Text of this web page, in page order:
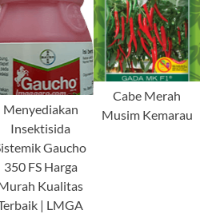
Menyediakan
Insektisida
Gaucho
350 FS Harga
Kualitas
| LMGA
Cabe Merah
Musim Kemarau